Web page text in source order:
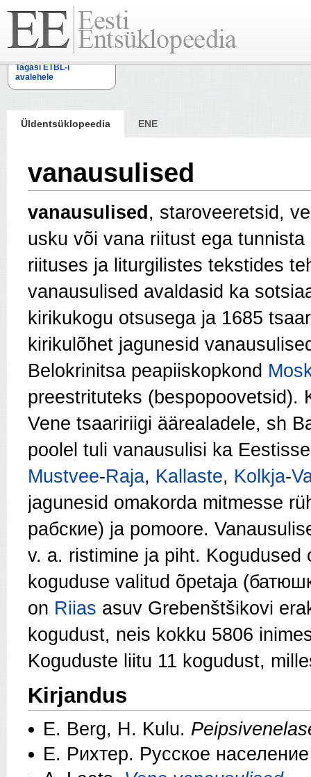
Tagasi ETBL-i
avalehele
Üldentsüklopeedia ENE
vanausulised
vanausulised , staroveeretsid,
usku või vana riitust ega
riituses ja liturgilistes tekstides
vanausulised avaldasid ka
kirikukogu otsusega ja 1685
kirikulõhet jagunesid
Belokrinitsa peapiiskopkond
preestrituteks (bespopoovetsid).
Vene tsaaririigi äärealadele, sh
poolel tuli vanausulisi ka
Mustvee-Raja, Kallaste, Kolkja-
jagunesid omakorda mitmesse
рабские) ja pomoore.
v. a. ristimine ja piht.
koguduse valitud õpetaja
on Riias asuv Grebenštšikovi
kogudust, neis kokku 5806
Koguduste liitu 11 kogudust,
Kirjandus
E. Berg, H. Kulu.
E. Рихтер. Русское